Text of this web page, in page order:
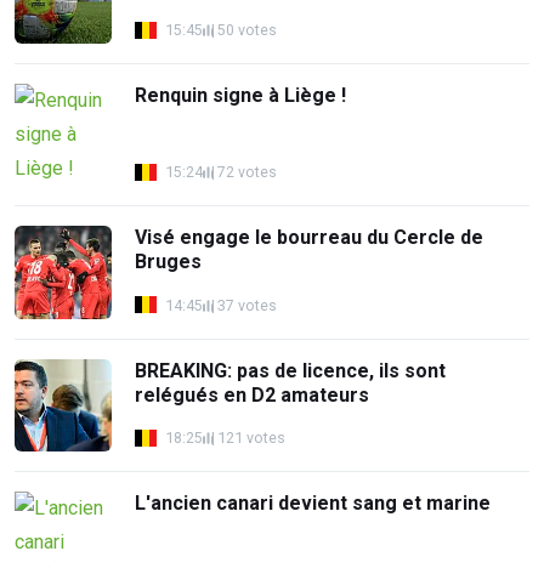
15:45 50 votes
Renquin signe à Liège !
15:24 72 votes
Visé engage le bourreau du Cercle de
Bruges
14:45 37 votes
BREAKING: pas de licence, ils sont
relégués en D2 amateurs
18:25 121 votes
L'ancien canari devient sang et marine